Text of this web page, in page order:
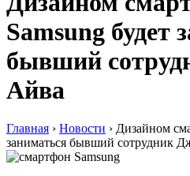
Samsung будет
бывший
Айва
Главная › Новости › Дизайном
заниматься бывший сотрудник